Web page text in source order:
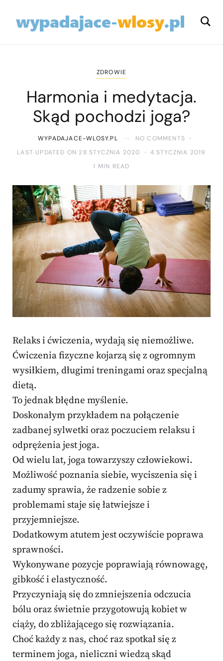
ZDROWIE
Harmonia i medytacja.
Skąd pochodzi joga?
WYPADAJACE-WLOSY.PL
NO COMMENTS
LAST UPDATED ON 28 STYCZNIA 2020
4 STYCZNIA 2019
1 MIN READ
Relaks i ćwiczenia, wydają się niemożliwe.
Ćwiczenia fizyczne kojarzą się z ogromnym
wysiłkiem, długimi treningami oraz specjalną
dietą.
To jednak błędne myślenie.
Doskonałym przykładem na połączenie
zadbanej sylwetki oraz poczuciem relaksu i
odprężenia jest joga.
Od wielu lat, joga towarzyszy człowiekowi.
Możliwość poznania siebie, wyciszenia się i
zadumy sprawia, że radzenie sobie z
problemami staje się łatwiejsze i
przyjemniejsze.
Dodatkowym atutem jest oczywiście poprawa
sprawności.
Wykonywane pozycje poprawiają równowagę,
gibkość i elastyczność.
Przyczyniają się do zmniejszenia odczucia
bólu oraz świetnie przygotowują kobiet w
ciąży, do zbliżającego się rozwiązania.
Choć każdy z nas, choć raz spotkał się z
terminem joga, nieliczni wiedzą skąd